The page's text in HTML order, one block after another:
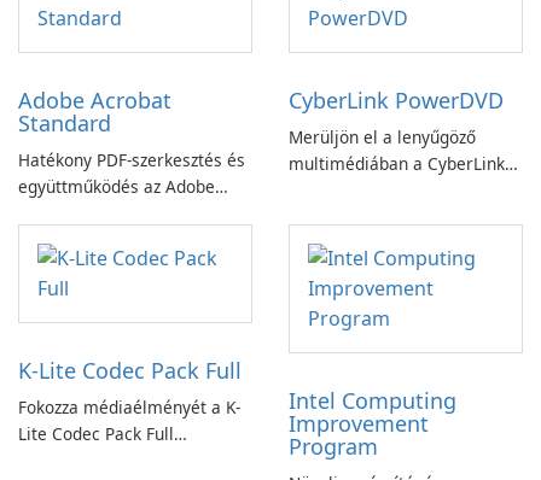
Adobe Acrobat
Standard
Hatékony PDF-szerkesztés és
együttműködés az Adobe
alkalmazással.
CyberLink PowerDVD
Merüljön el a lenyűgöző
multimédiában a CyberLink
K-Lite Codec Pack Full
Fokozza médiaélményét a K-
Lite Codec Pack Full
Intel Computing
Improvement
Program